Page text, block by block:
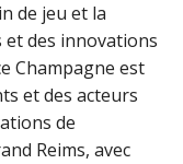
de jeu et la
des innovations
Champagne est
et des acteurs
de
Reims, avec